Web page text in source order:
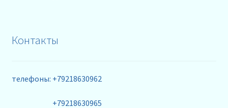
Контакты
телефоны: +79218630962
+79218630965